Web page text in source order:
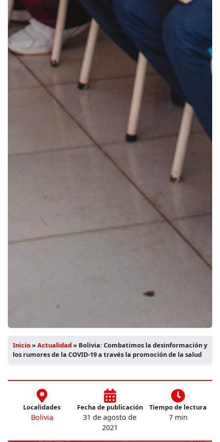
Inicio»Actualidad» Bolivia: Combatimos la desinformación y
los rumores de la COVID-19 a través la promoción de la salud
Localidades
Bolivia
Fecha de publicación
31 de agosto de
2021
Tiempo de lectura
7 min